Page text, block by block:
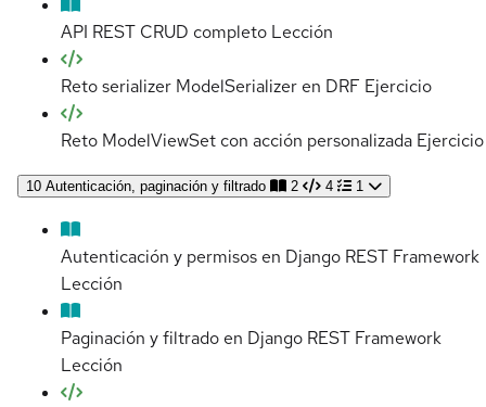
API REST CRUD completo Lección
Reto serializer ModelSerializer en DRF Ejercicio
Reto ModelViewSet con acción personalizada Ejercicio
10 Autenticación, paginación y filtrado 2 4 1
Autenticación y permisos en Django REST Framework
Lección
Paginación y filtrado en Django REST Framework
Lección